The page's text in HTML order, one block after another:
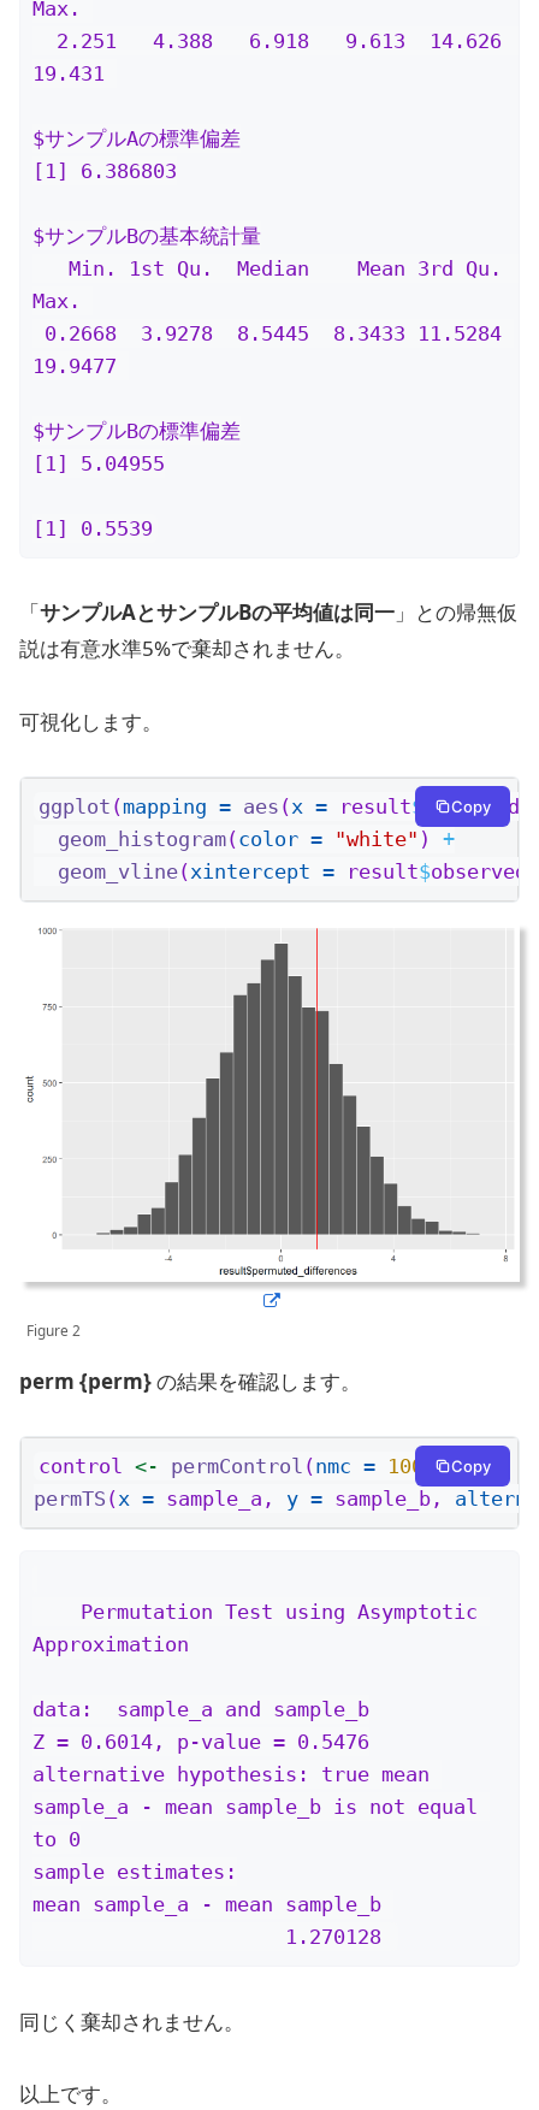
Max.
19.431
$サンプルAの標準偏差
[1] 6.386803
$サンプルBの基本統計量
Max.
19.9477
$サンプルBの標準偏差
[1] 5.04955
[1] 0.5539
「サンプルAとサンプルBの平均値は同一 」との帰無仮
説は有意水準5%で棄却されません。
可視化します。
ggplot (mapping = aes (x = result$
geom_histogram(color = "white" ) +
geom_vline(xintercept = result$
Copy
Figure 2
perm {perm}の結果を確認します。
control <- permControl (nmc = 10000)
permTS (x = sample_a, y = sample_b,
Copy
Approximation
data:  sample_a and sample_b
Z = 0.6014, p-value = 0.5476
alternative hypothesis: true mean
sample_a - mean sample_b is not equal
to 0
sample estimates:
mean sample_a - mean sample_b
                     1.270128
同じく棄却されません。
以上です。